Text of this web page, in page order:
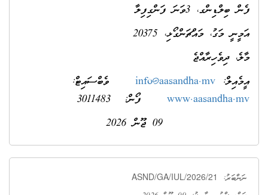
ފެން ބިލްޑިންގ، 3ވަނަ ފަންގިފިލާ
އަމީނީ މަގު، މައްޗަންގޯޅި، 20375
މާލެ، ދިވެހިރާއްޖެ
އީމެއިލް: info@aasandha.mv ވެބްސައިޓް:
www.aasandha.mv ފޯން: 3011483
09 ޖޫން 2026
ނަންބަރު: ASND/GA/IUL/2026/21